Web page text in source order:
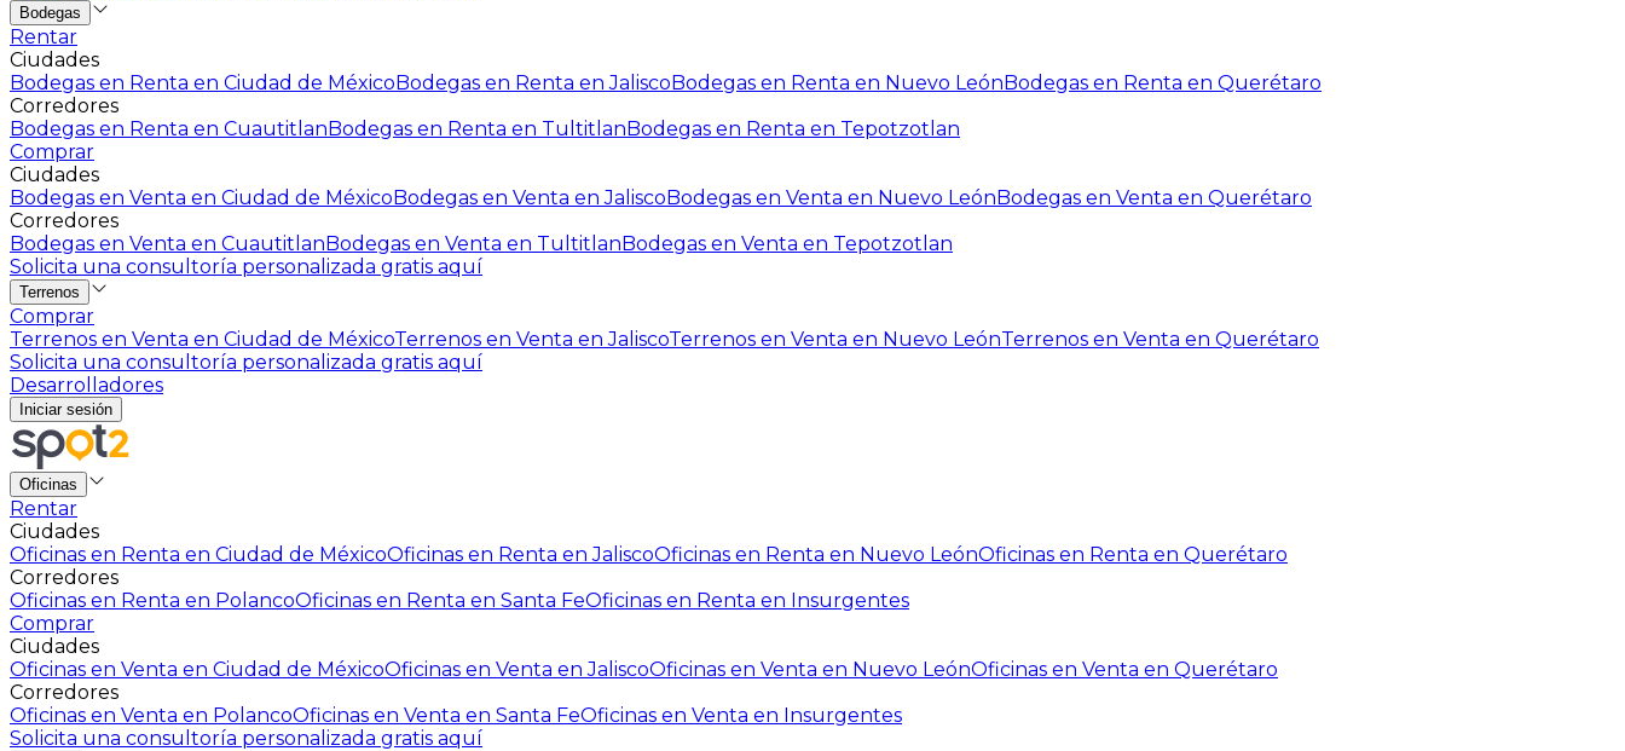
Bodegas
Rentar
Ciudades
Bodegas en Renta en Ciudad de MéxicoBodegas en Renta en JaliscoBodegas en Renta en Nuevo LeónBodegas en Renta en Querétaro
Corredores
Bodegas en Renta en CuautitlanBodegas en Renta en TultitlanBodegas en Renta en Tepotzotlan
Comprar
Ciudades
Bodegas en Venta en Ciudad de MéxicoBodegas en Venta en JaliscoBodegas en Venta en Nuevo LeónBodegas en Venta en Querétaro
Corredores
Bodegas en Venta en CuautitlanBodegas en Venta en TultitlanBodegas en Venta en Tepotzotlan
Solicita una consultoría personalizada gratis aquí
Terrenos
Comprar
Terrenos en Venta en Ciudad de MéxicoTerrenos en Venta en JaliscoTerrenos en Venta en Nuevo LeónTerrenos en Venta en Querétaro
Solicita una consultoría personalizada gratis aquí
Desarrolladores
Iniciar sesión
Oficinas
Rentar
Ciudades
Oficinas en Renta en Ciudad de MéxicoOficinas en Renta en JaliscoOficinas en Renta en Nuevo LeónOficinas en Renta en Querétaro
Corredores
Oficinas en Renta en PolancoOficinas en Renta en Santa FeOficinas en Renta en Insurgentes
Comprar
Ciudades
Oficinas en Venta en Ciudad de MéxicoOficinas en Venta en JaliscoOficinas en Venta en Nuevo LeónOficinas en Venta en Querétaro
Corredores
Oficinas en Venta en PolancoOficinas en Venta en Santa FeOficinas en Venta en Insurgentes
Solicita una consultoría personalizada gratis aquí